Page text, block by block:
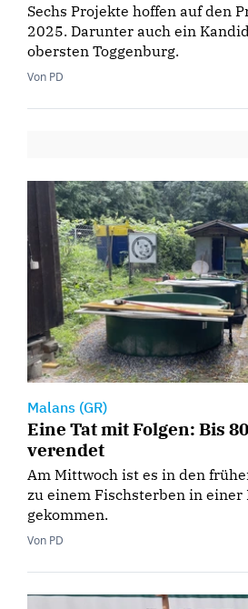
Sechs Projekte hoffen auf den
2025. Darunter auch ein
obersten Toggenburg.
Von PD
Malans (GR)
Eine Tat mit Folgen: Bis
verendet
Am Mittwoch ist es in den
zu einem Fischsterben in einer
gekommen.
Von PD